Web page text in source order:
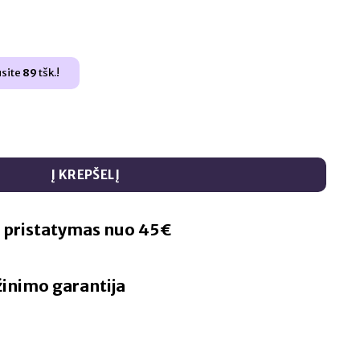
89tšk.!
Į KREPŠELĮ
pristatymas nuo 45€
garantija